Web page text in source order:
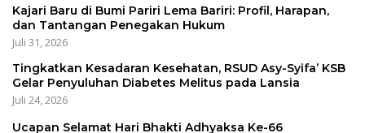
Kajari Baru di Bumi Pariri Lema Bariri: Profil, Harapan,
dan Tantangan Penegakan Hukum
Juli 31, 2026
Tingkatkan Kesadaran Kesehatan, RSUD Asy-Syifa’ KSB
Gelar Penyuluhan Diabetes Melitus pada Lansia
Juli 24, 2026
Ucapan Selamat Hari Bhakti Adhyaksa Ke-66